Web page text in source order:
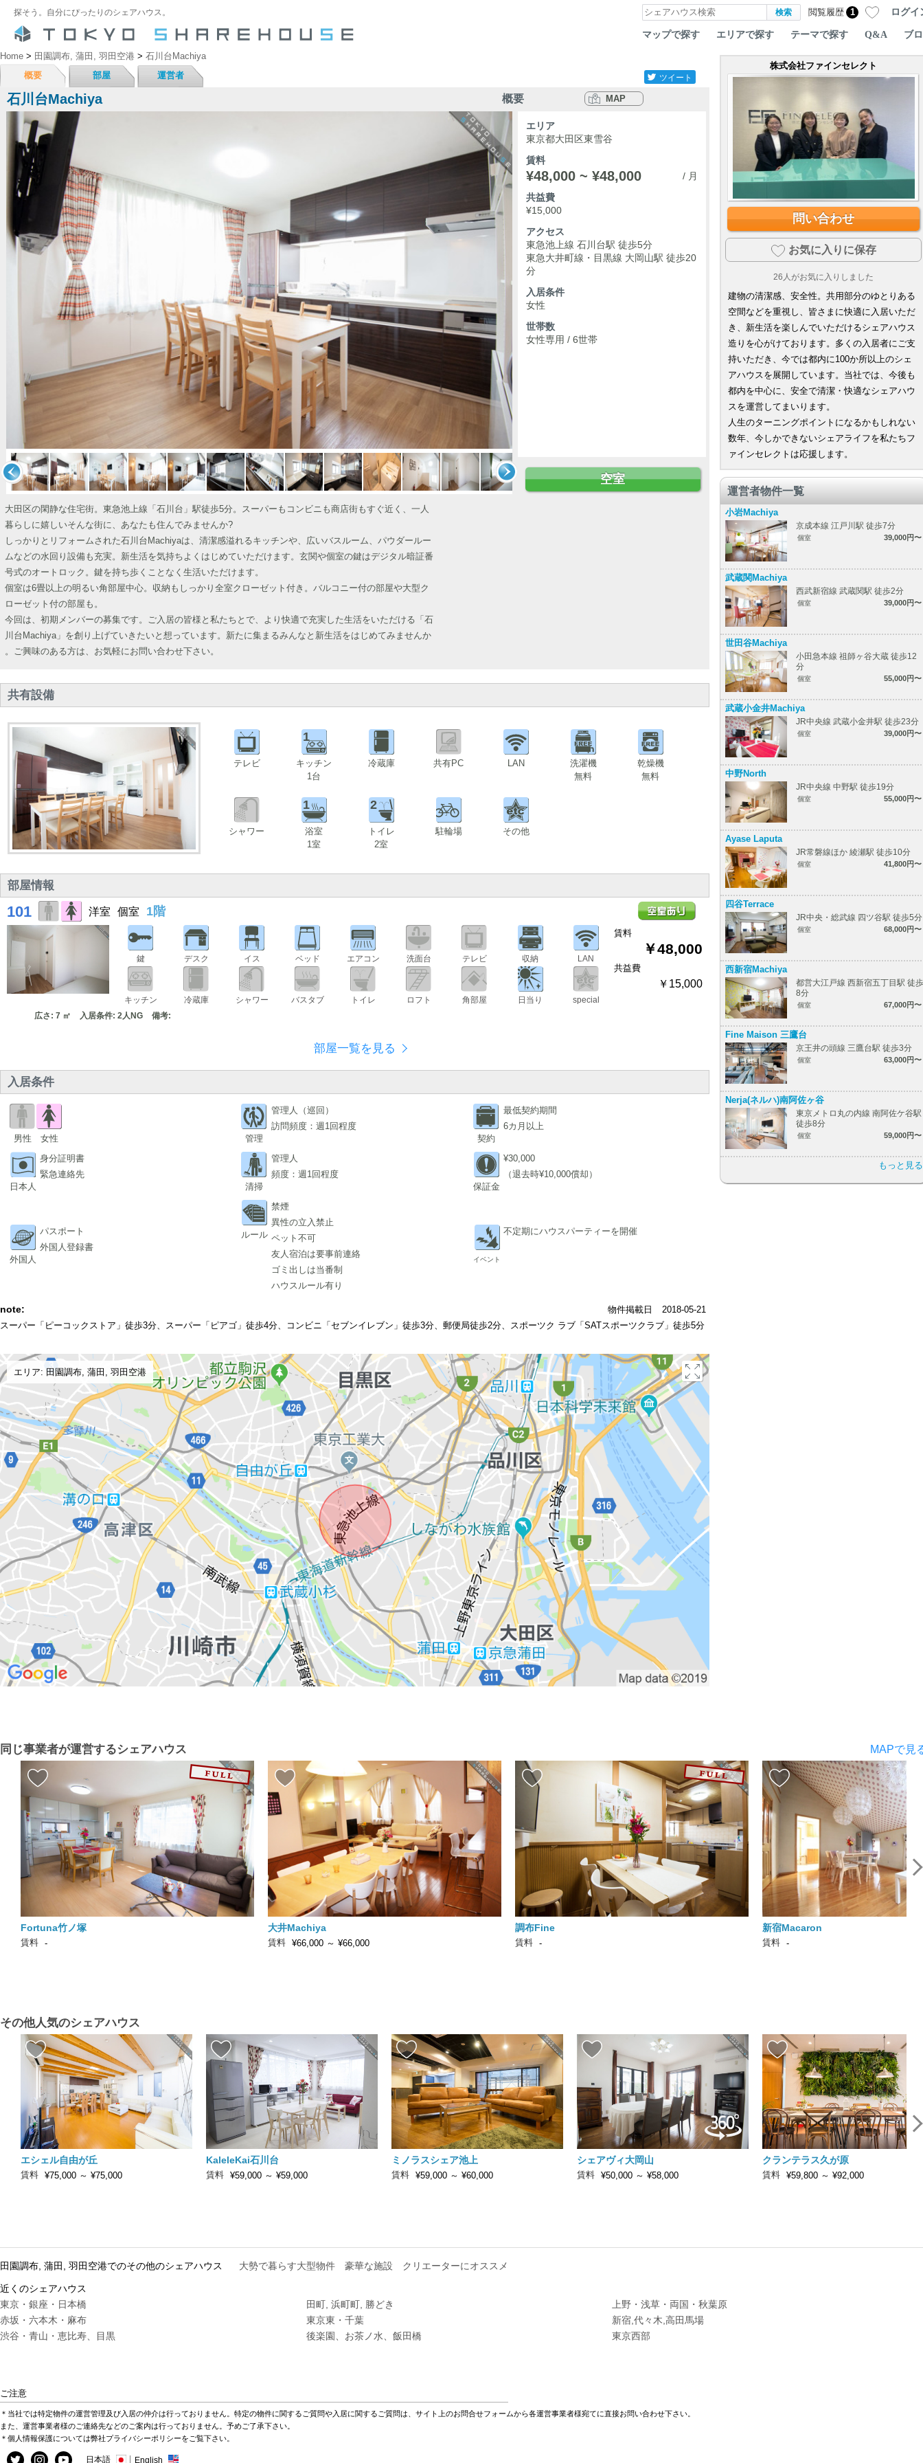
探そう。自分にぴったりのシェアハウス。 閲覧履歴 1 ログイ
マップで探す エリアで探す テーマで探す Q&A ブ
Home > 田園調布, 蒲田, 羽田空港 > 石川台Machiya
概要
部屋 運営者 ツイート
石川台Machiya 概要 MAP
エリア
東京都大田区東雪谷
賃料
¥48,000 ~ ¥48,000
/ 月
共益費
¥15,000
アクセス
東急池上線 石川台駅 徒歩5分
東急大井町線・目黒線 大岡山駅 徒歩20
分
入居条件
女性
世帯数
女性専用 / 6世帯
空室
大田区の閑静な住宅街。東急池上線「石川台」駅徒歩5分。スーパーもコンビニも商店街もすぐ近く、一人
暮らしに嬉しいそんな街に、あなたも住んでみませんか?
しっかりとリフォームされた石川台Machiyaは、清潔感溢れるキッチンや、広いバスルーム、パウダールー
ムなどの水回り設備も充実。新生活を気持ちよくはじめていただけます。玄関や個室の鍵はデジタル暗証番
号式のオートロック。鍵を持ち歩くことなく生活いただけます。
個室は6畳以上の明るい角部屋中心。収納もしっかり全室クローゼット付き。バルコニー付の部屋や大型ク
ローゼット付の部屋も。
今回は、初期メンバーの募集です。ご入居の皆様と私たちとで、より快適で充実した生活をいただける「石
川台Machiya」を創り上げていきたいと想っています。新たに集まるみんなと新生活をはじめてみませんか
。ご興味のある方は、お気軽にお問い合わせ下さい。
共有設備
テレビ
1
キッチン
1台
冷蔵庫 共有PC LAN
洗濯機
無料
乾燥機
無料
シャワー
1
浴室
1室
2
トイレ
2室
駐輪場 その他
部屋情報
101 洋室 個室 1階
鍵 デスク イス ベッド エアコン 洗面台 テレビ 収納 LAN
キッチン 冷蔵庫 シャワー バスタブ トイレ ロフト 角部屋 日当り special
賃料
￥48,000
共益費
￥15,000
広さ: 7 ㎡ 入居条件: 2人NG 備考:
部屋一覧を見る
入居条件
男性 女性 管理
管理人（巡回）
訪問頻度：週1回程度
契約
最低契約期間
6カ月以上
日本人
身分証明書
緊急連絡先
清掃
管理人
頻度：週1回程度
保証金
¥30,000
（退去時¥10,000償却）
外国人
パスポート
外国人登録書
ルール
禁煙
異性の立入禁止
ペット不可
友人宿泊は要事前連絡
ゴミ出しは当番制
ハウスルール有り
イベント
不定期にハウスパーティーを開催
note: 物件掲載日
2018-05-21
スーパー「ピーコックストア」徒歩3分、スーパー「ピアゴ」徒歩4分、コンビニ「セブンイレブン」徒歩3分、郵便局徒歩2分、スポーツク ラブ「SATスポーツクラブ」徒歩5分
エリア: 田園調布, 蒲田, 羽田空港
株式会社ファインセレクト
問い合わせ
お気に入りに保存
26 人がお気に入りしました
建物の清潔感、安全性。共用部分のゆとりある
空間などを重視し、皆さまに快適に入居いただ
き、新生活を楽しんでいただけるシェアハウス
造りを心がけております。多くの入居者にご支
持いただき、今では都内に100か所以上のシェ
アハウスを展開しています。当社では、今後も
都内を中心に、安全で清潔・快適なシェアハウ
スを運営してまいります。
人生のターニングポイントになるかもしれない
数年、今しかできないシェアライフを私たちフ
ァインセレクトは応援します。
運営者物件一覧
小岩Machiya
京成本線 江戸川駅 徒歩7分
個室 39,000円〜
武蔵関Machiya
西武新宿線 武蔵関駅 徒歩2分
個室 39,000円〜
世田谷Machiya
小田急本線 祖師ヶ谷大蔵 徒歩12
分
個室 55,000円〜
武蔵小金井Machiya
JR中央線 武蔵小金井駅 徒歩23分
個室 39,000円〜
中野North
JR中央線 中野駅 徒歩19分
個室 55,000円〜
Ayase Laputa
JR常磐線ほか 綾瀬駅 徒歩10分
個室 41,800円〜
四谷Terrace
JR中央・総武線 四ツ谷駅 徒歩5分
個室 68,000円〜
西新宿Machiya
都営大江戸線 西新宿五丁目駅 徒歩
8分
個室 67,000円〜
Fine Maison 三鷹台
京王井の頭線 三鷹台駅 徒歩3分
個室 63,000円〜
Nerja(ネルハ)南阿佐ヶ谷
東京メトロ丸の内線 南阿佐ケ谷駅
徒歩8分
個室 59,000円〜
もっと見る
同じ事業者が運営するシェアハウス MAPで見
Fortuna竹ノ塚
賃料 -
大井Machiya
賃料 ¥66,000 ～ ¥66,000
調布Fine
賃料 -
新宿Macaron
賃料 -
その他人気のシェアハウス
エシェル自由が丘
賃料 ¥75,000 ～ ¥75,000
KaleleKai石川台
賃料 ¥59,000 ～ ¥59,000
ミノラスシェア池上
賃料 ¥59,000 ～ ¥60,000
シェアヴィ大岡山
賃料 ¥50,000 ～ ¥58,000
クランテラス久が原
賃料 ¥59,800 ～ ¥92,000
田園調布, 蒲田, 羽田空港でのその他のシェアハウス 大勢で暮らす大型物件 豪華な施設 クリエーターにオススメ
近くのシェアハウス
東京・銀座・日本橋
田町, 浜町町, 勝どき
上野・浅草・両国・秋葉原
赤坂・六本木・麻布
東京東・千葉
新宿,代々木,高田馬場
渋谷・青山・恵比寿、目黒
後楽園、お茶ノ水、飯田橋 東京西部
ご注意
＊当社では特定物件の運営管理及び入居の仲介は行っておりません。特定の物件に関するご質問や入居に関するご質問は、サイト上のお問合せフォームから各運営事業者様宛てに直接お問い合わせ下さい。
また、運営事業者様のご連絡先などのご案内は行っておりません。予めご了承下さい。
＊個人情報保護については弊社プライバシーポリシーをご覧下さい。
日本語 English